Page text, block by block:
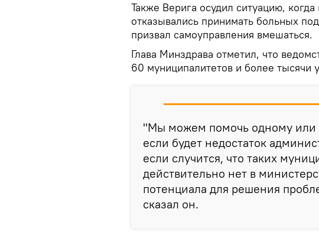
Также Верига осудил ситуацию,
отказывались принимать больных
призвал самоуправления вмешаться.
Глава Минздрава отметил, что
60 муниципалитетов и более
"Мы можем помочь одному или
если будет недостаток
если случится, что таких
действительно нет в
потенциала для решения
сказал он.